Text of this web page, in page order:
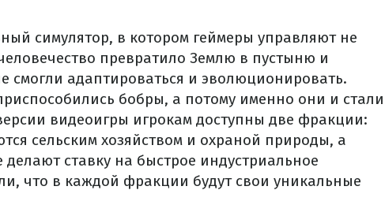
симулятор, в котором геймеры управляют не
превратило Землю в пустыню и
смогли адаптироваться и эволюционировать.
бобры, а потому именно они и стали
видеоигры игрокам доступны две фракции:
сельским хозяйством и охраной природы, а
ставку на быстрое индустриальное
что в каждой фракции будут свои уникальные